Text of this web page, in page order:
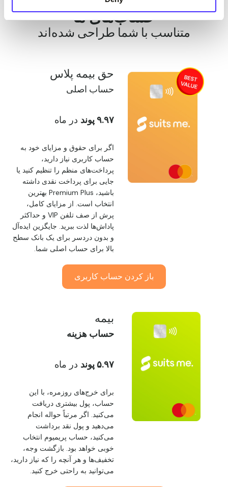
حساب‌های ما
متناسب با شما طراحی شده‌اند
حق بیمه پلاس
حساب اصلی
۹.۹۷ پوند در ماه
اگر برای حقوق و مزایای خود به
حساب کاربری نیاز دارید،
پرداخت‌های منظم را تنظیم کنید یا
جایی برای پرداخت نقدی داشته
باشید، Premium Plus بهترین
انتخاب است. از مزایای کامل،
پرش از صف تلفن VIP و حداکثر
پاداش‌ها لذت ببرید. جایگزین ایده‌آل
و بدون دردسر برای یک بانک سطح
بالا برای حساب اصلی شما.
باز کردن حساب کاربری
بیمه
حساب هزینه
۵.۹۷ پوند در ماه
برای خرج‌های روزمره، با این
حساب، پول بیشتری دریافت
می‌کنید. اگر مرتباً حواله انجام
می‌دهید و پول نقد برداشت
می‌کنید، حساب پریمیوم انتخاب
خوبی خواهد بود. بازگشت وجه،
تخفیف‌ها و هر آنچه را که نیاز دارید،
می‌توانید به راحتی خرج کنید.